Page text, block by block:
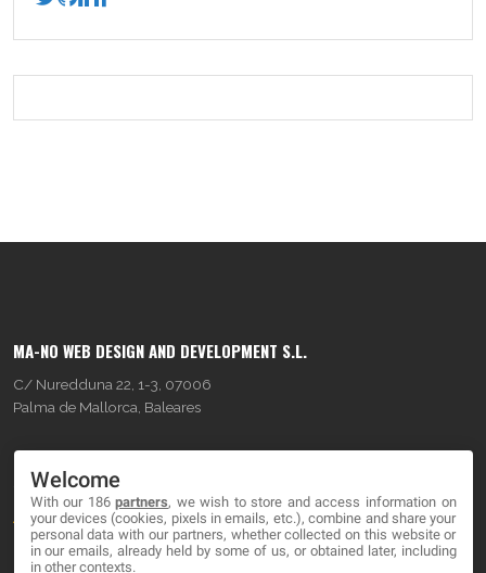
MA-NO WEB DESIGN AND DEVELOPMENT S.L.
C/ Nuredduna 22, 1-3, 07006
Palma de Mallorca, Baleares
About
Blog
Welcome
With our 186partners, we wish to store and access information on
your devices (cookies, pixels in emails, etc.), combine and share your
personal data with our partners, whether collected on this website or
in our emails, already held by some of us, or obtained later, including
in other contexts.